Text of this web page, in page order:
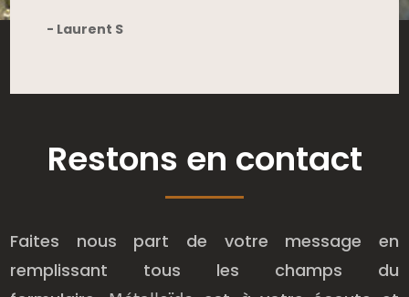
- Laurent S
Restons en contact
Faites nous part de votre message en
remplissant tous les champs du